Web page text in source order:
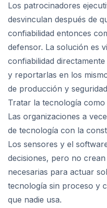
Los patrocinadores
desvinculan después de
confiabilidad entonces
defensor. La solución es
confiabilidad
y reportarlas en los
de producción y
Tratar la tecnología
Las organizaciones a
de tecnología con la
Los sensores y el
decisiones, pero no
necesarias para actuar
tecnología sin proceso y
que nadie usa.